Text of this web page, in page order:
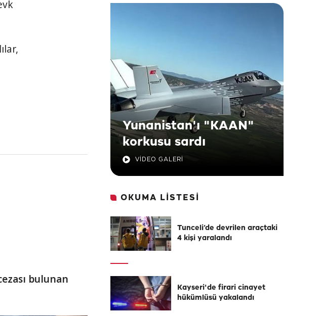
bulunan
Yunanistan'ı "KAAN"
korkusu sardı
VİDEO GALERİ
OKUMA LİSTESİ
Tunceli’de devrilen araçtaki
4 kişi yaralandı
Kayseri'de firari cinayet
hükümlüsü yakalandı